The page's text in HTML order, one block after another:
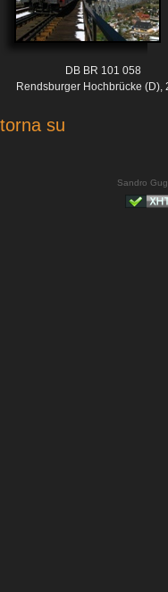
DB BR 101 058
Rendsburger Hochbrücke (D),
torna su
Sandro